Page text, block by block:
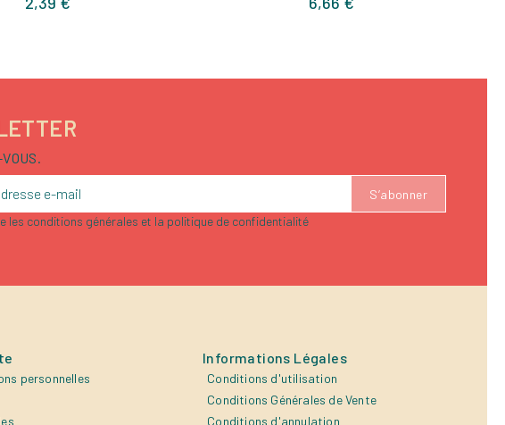
les conditions générales et la politique de confidentialité
personnelles
Informations Légales
Conditions d'utilisation
Conditions Générales de Vente
Conditions d'annulation